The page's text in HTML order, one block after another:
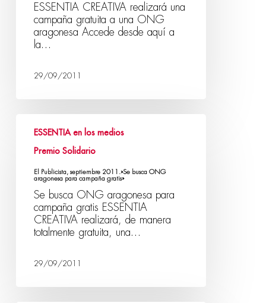
ESSENTIA CREATIVA realizará una
campaña gratuita a una ONG
aragonesa Accede desde aquí a
la…
29/09/2011
ESSENTIA en los medios
Premio Solidario
El Publicista, septiembre 2011.»Se busca ONG
aragonesa para campaña gratis»
Se busca ONG aragonesa para
campaña gratis ESSENTIA
CREATIVA realizará, de manera
totalmente gratuita, una…
29/09/2011